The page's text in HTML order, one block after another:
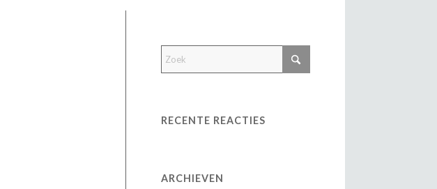
RECENTE REACTIES
ARCHIEVEN